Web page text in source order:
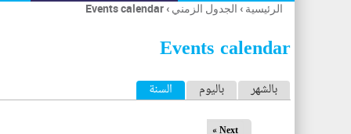
أنت
هنا
الرئيسية › الجدول الزمني ›
Events calendar
Events calendar
ا بالشهر باليوم السنة (علامة التبويب النشطة)